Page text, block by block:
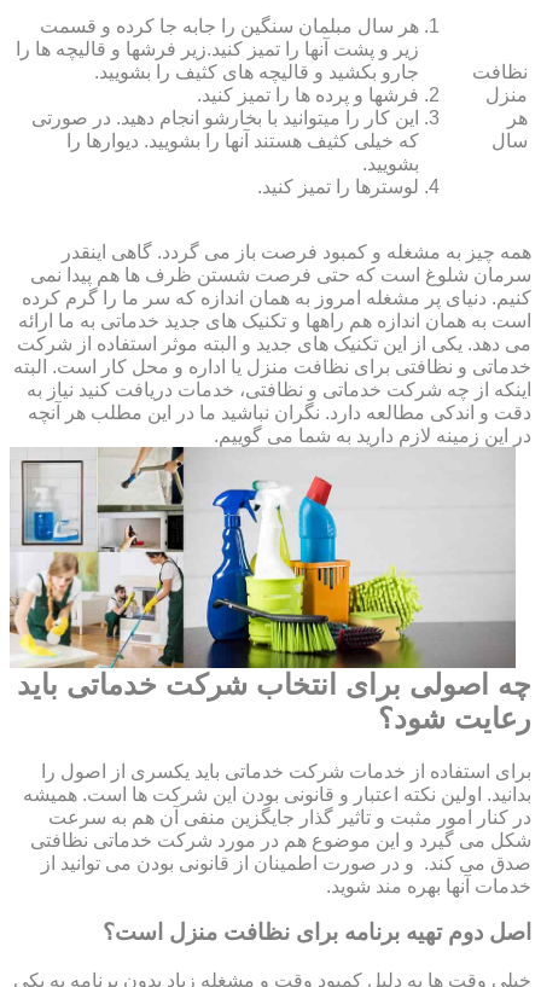
نظافت
منزل
هر
سال
هر سال مبلمان سنگین را جابه جا کرده و قسمت
زیر و پشت آنها را تمیز کنید.زیر فرش‏ها و قالیچه‏ ها را
جارو بکشید و قالیچه‏ های کثیف را بشویید.
فرش‏ها و پرده ‏ها را تمیز کنید.
این کار را می‏توانید با بخارشو انجام دهید. در صورتی
که خیلی کثیف هستند آنها را بشویید. دیوارها را
بشویید.
لوسترها را تمیز کنید.
همه چیز به مشغله و کمبود فرصت باز می گردد. گاهی اینقدر
سرمان شلوغ است که حتی فرصت شستن ظرف ها هم پیدا نمی
کنیم. دنیای پر مشغله امروز به همان اندازه که سر ما را گرم کرده
است به همان اندازه هم راهها و تکنیک های جدید خدماتی به ما ارائه
می دهد. یکی از این تکنیک های جدید و البته موثر استفاده از شرکت
خدماتی و نظافتی برای نظافت منزل یا اداره و محل کار است. البته
اینکه از چه شرکت خدماتی و نظافتی، خدمات دریافت کنید نیاز به
دقت و اندکی مطالعه دارد. نگران نباشید ما در این مطلب هر آنچه
در این زمینه لازم دارید به شما می گوییم.
چه اصولی برای انتخاب شرکت خدماتی باید
رعایت شود؟
برای استفاده از خدمات شرکت خدماتی باید یکسری از اصول را
بدانید. اولین نکته اعتبار و قانونی بودن این شرکت ها است. همیشه
در کنار امور مثبت و تاثیر گذار جایگزین منفی آن هم به سرعت
شکل می گیرد و این موضوع هم در مورد شرکت خدماتی نظافتی
صدق می کند. و در صورت اطمینان از قانونی بودن می توانید از
خدمات آنها بهره مند شوید.
اصل دوم تهیه برنامه برای نظافت منزل است؟
خیلی وقت ها به دلیل کمبود وقت و مشغله زیاد بدون برنامه به یکی